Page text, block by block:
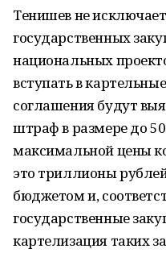
Тенишев не
государственных
национальных
вступать в
соглашения будут
штраф в размере до
максимальной цены
это триллионы
бюджетом и,
государственные
картелизация таких